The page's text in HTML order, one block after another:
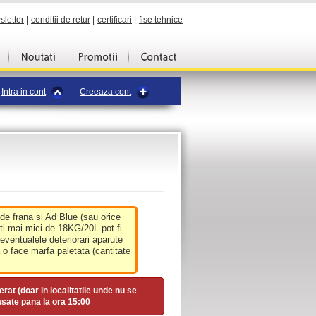
conditii de retur certificari fise tehnice
Intra in cont Creeaza cont
frana si Ad Blue (sau orice
mai mici de 18KG/20L pot fi
deteriorari aparute
face marfa paletata (cantitate
(doar in localitatile unde nu se
pana la ora 15:00